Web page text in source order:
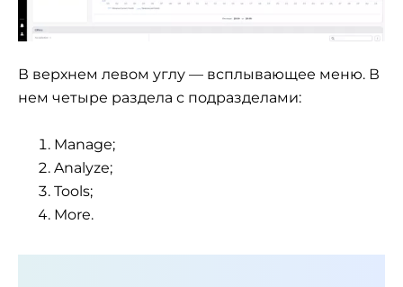
В верхнем левом углу — всплывающее меню. В
нем четыре раздела с подразделами:
Manage;
Analyze;
Tools;
More.